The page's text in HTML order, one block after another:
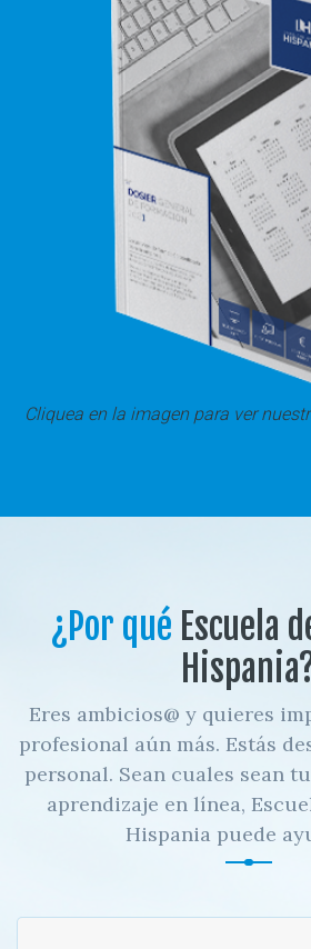
Cliquea en la imagen para ver
¿Por qué Escuela
Eres ambicios@ y quieres
profesional aún más. Estás
personal. Sean cuales sean
aprendizaje en línea,
Hispania puede